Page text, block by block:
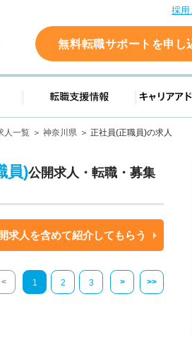
採用
0120-941-651 無料転職サポートを申し
転職成功事例 転職支援情報
人一覧 神奈川県 正社員(正職員)の求人
員)公開求人・転職・募集
求人を含めて紹介してもらう
< 1 2 3 > >>